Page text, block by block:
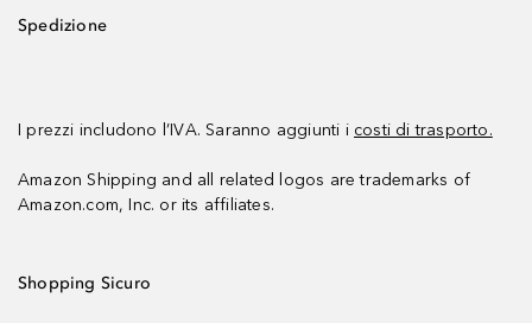
Spedizione
I prezzi includono l’IVA. Saranno aggiunti i costi di trasporto.
Amazon Shipping and all related logos are trademarks of
Amazon.com, Inc. or its affiliates.
Shopping Sicuro